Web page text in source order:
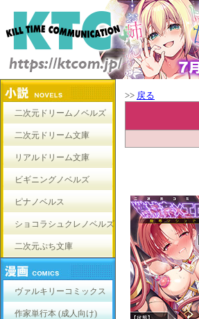
二次元ドリームノベルズ
二次元ドリーム文庫
リアルドリーム文庫
ビギニングノベルズ
ピナノベルス
ショコラシュクレノベルズ
二次元ぷち文庫
ヴァルキリーコミックス
作家単行本 (成人向け)
>> 戻る